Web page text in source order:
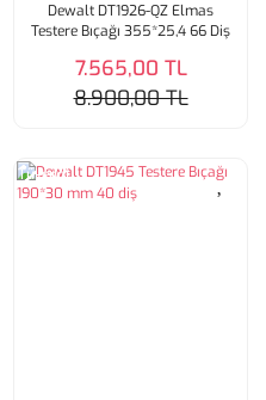
Dewalt DT1926-QZ Elmas
Testere Bıçağı 355*25,4 66 Diş
7.565,00 TL
8.900,00 TL
Tükendi